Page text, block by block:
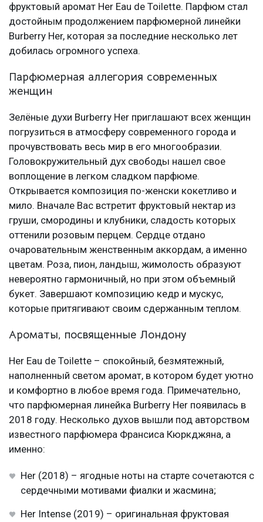
фруктовый аромат Her Eau de Toilette. Парфюм стал
достойным продолжением парфюмерной линейки
Burberry Her, которая за последние несколько лет
добилась огромного успеха.
Парфюмерная аллегория современных
женщин
Зелёные духи Burberry Her приглашают всех женщин
погрузиться в атмосферу современного города и
прочувствовать весь мир в его многообразии.
Головокружительный дух свободы нашел свое
воплощение в легком сладком парфюме.
Открывается композиция по-женски кокетливо и
мило. Вначале Вас встретит фруктовый нектар из
груши, смородины и клубники, сладость которых
оттенили розовым перцем. Сердце отдано
очаровательным женственным аккордам, а именно
цветам. Роза, пион, ландыш, жимолость образуют
невероятно гармоничный, но при этом объемный
букет. Завершают композицию кедр и мускус,
которые притягивают своим сдержанным теплом.
Ароматы, посвященные Лондону
Her Eau de Toilette – спокойный, безмятежный,
наполненный светом аромат, в котором будет уютно
и комфортно в любое время года. Примечательно,
что парфюмерная линейка Burberry Her появилась в
2018 году. Несколько духов вышли под авторством
известного парфюмера Франсиса Кюркджяна, а
именно:
Her (2018) – ягодные ноты на старте сочетаются с
сердечными мотивами фиалки и жасмина;
Her Intense (2019) – оригинальная фруктовая